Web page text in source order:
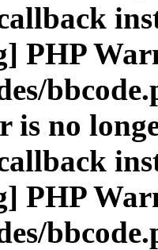
PHP
is no
PHP